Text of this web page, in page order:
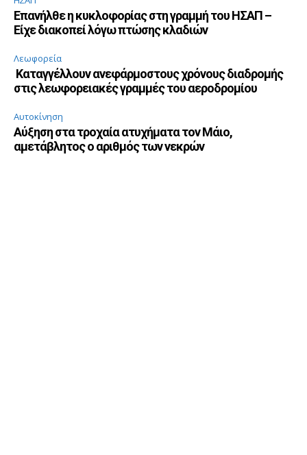
Επανήλθε η κυκλοφορίας στη γραμμή του ΗΣΑΠ –
Είχε διακοπεί λόγω πτώσης κλαδιών
Λεωφορεία
Καταγγέλλουν ανεφάρμοστους χρόνους διαδρομής
στις λεωφορειακές γραμμές του αεροδρομίου
Αυτοκίνηση
Αύξηση στα τροχαία ατυχήματα τον Μάιο,
αμετάβλητος ο αριθμός των νεκρών